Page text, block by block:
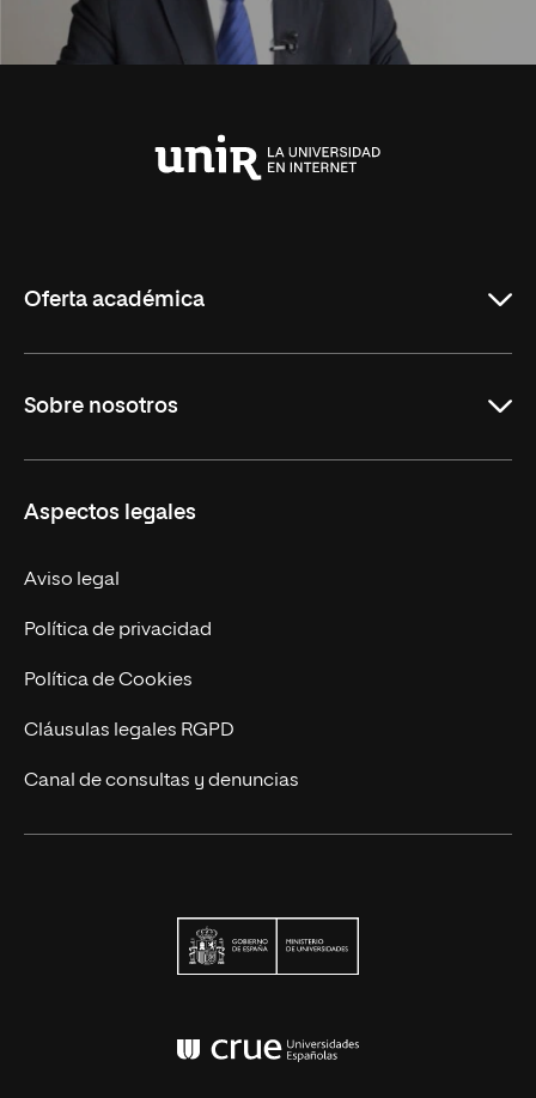
Oferta académica
Maestrías
Sobre nosotros
Trabaja en UNIR
Actualidad
Contacto
Aspectos legales
Aviso legal
Política de privacidad
Política de Cookies
Cláusulas legales RGPD
Canal de consultas y denuncias
Conferencia de